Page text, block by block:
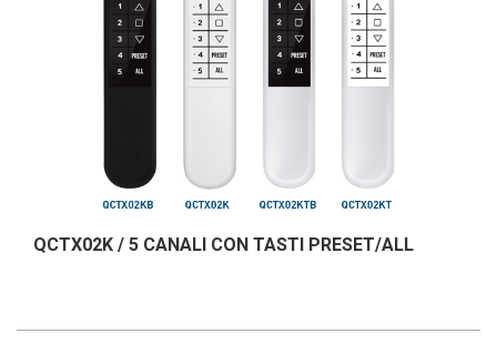
QCTX02K / 5 CANALI CON TASTI PRESET/ALL